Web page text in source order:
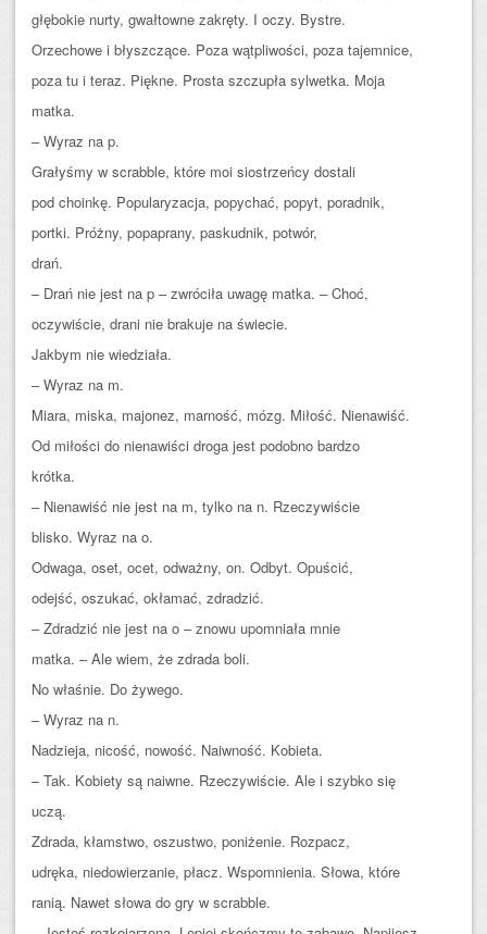
głębokie nurty, gwałtowne zakręty. I oczy. Bystre.
Orzechowe i błyszczące. Poza wątpliwości, poza tajemnice,
poza tu i teraz. Piękne. Prosta szczupła sylwetka. Moja
matka.
– Wyraz na p.
Grałyśmy w scrabble, które moi siostrzeńcy dostali
pod choinkę. Popularyzacja, popychać, popyt, poradnik,
portki. Próżny, popaprany, paskudnik, potwór,
drań.
– Drań nie jest na p – zwróciła uwagę matka. – Choć,
oczywiście, drani nie brakuje na świecie.
Jakbym nie wiedziała.
– Wyraz na m.
Miara, miska, majonez, marność, mózg. Miłość. Nienawiść.
Od miłości do nienawiści droga jest podobno bardzo
krótka.
– Nienawiść nie jest na m, tylko na n. Rzeczywiście
blisko. Wyraz na o.
Odwaga, oset, ocet, odważny, on. Odbyt. Opuścić,
odejść, oszukać, okłamać, zdradzić.
– Zdradzić nie jest na o – znowu upomniała mnie
matka. – Ale wiem, że zdrada boli.
No właśnie. Do żywego.
– Wyraz na n.
Nadzieja, nicość, nowość. Naiwność. Kobieta.
– Tak. Kobiety są naiwne. Rzeczywiście. Ale i szybko się
uczą.
Zdrada, kłamstwo, oszustwo, poniżenie. Rozpacz,
udręka, niedowierzanie, płacz. Wspomnienia. Słowa, które
ranią. Nawet słowa do gry w scrabble.